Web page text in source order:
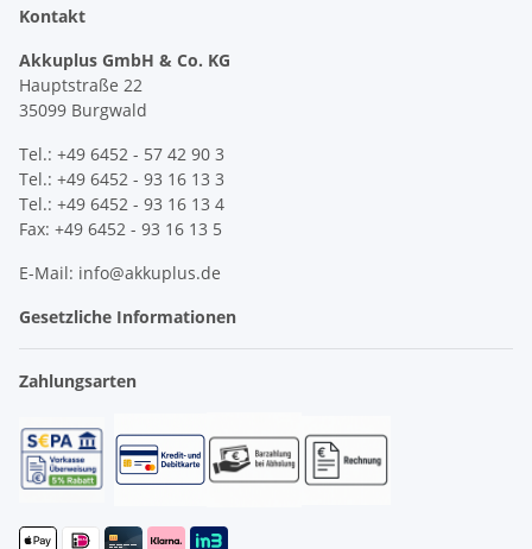
Kontakt
Akkuplus GmbH & Co. KG
Hauptstraße 22
35099 Burgwald
Tel.: +49 6452 - 57 42 90 3
Tel.: +49 6452 - 93 16 13 3
Tel.: +49 6452 - 93 16 13 4
Fax: +49 6452 - 93 16 13 5
E-Mail: info@akkuplus.de
Gesetzliche Informationen
Zahlungsarten